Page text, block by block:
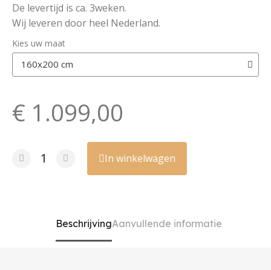
De levertijd is ca. 3weken.
Wij leveren door heel Nederland.
Kies uw maat
€ 1.099,00
In winkelwagen
BeschrijvingAanvullende informatie